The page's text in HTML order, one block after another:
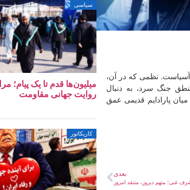
آسیاست. نظمی که در آن،
جنگ سرد، به دنبال
پارادایم قدیمی عمق
بعدی
غنی؛ متهم دیروز، منتقد امروز
سیاسی
میلیون‌ها قدم تا یک پیام؛
روایت جهانی مقاومت
کاریکاتور